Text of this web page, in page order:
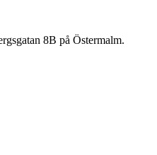
8B på Östermalm.